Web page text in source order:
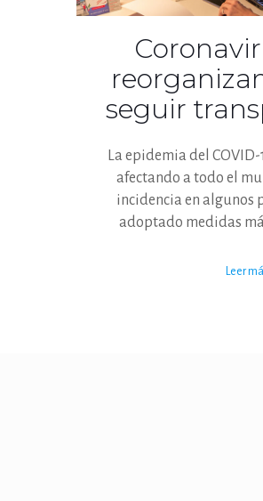
seguir
La epidemia del
afectando a todo el
incidencia en algunos
adoptado medidas
Leer